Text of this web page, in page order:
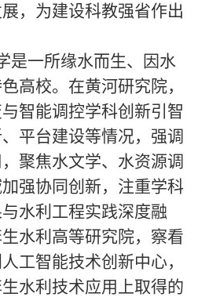
，为建设科教强省作出
是一所缘水而生、因水
高校。在黄河研究院，
智能调控学科创新引智
平台建设等情况，强调
聚焦水文学、水资源调
强协同创新，注重学科
水利工程实践深度融
水利高等研究院，察看
工智能技术创新中心，
水利技术应用上取得的